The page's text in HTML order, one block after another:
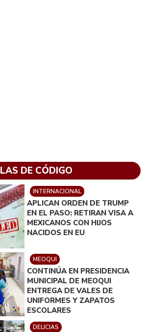
LAS DE CÓDIGO
INTERNACIONAL
APLICAN ORDEN DE TRUMP
EN EL PASO: RETIRAN VISA A
MEXICANOS CON HIJOS
NACIDOS EN EU
MEOQUI
CONTINÚA EN PRESIDENCIA
MUNICIPAL DE MEOQUI
ENTREGA DE VALES DE
UNIFORMES Y ZAPATOS
ESCOLARES
DELICIAS